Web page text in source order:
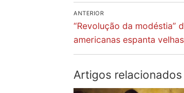
Navegação
de
artigos
ANTERIOR
Previous
post:
“Revolução da modéstia”
americanas espanta velhas
Artigos relacionados